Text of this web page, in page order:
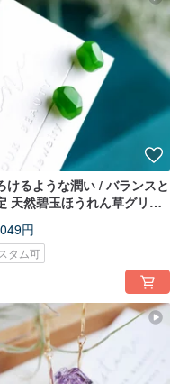
けるような潤い / バランスと
天然碧玉ほうれん草グリー
円
タム可